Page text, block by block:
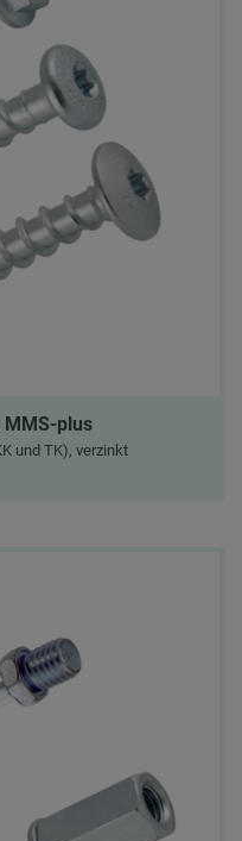
MMS-plus
und TK), verzinkt